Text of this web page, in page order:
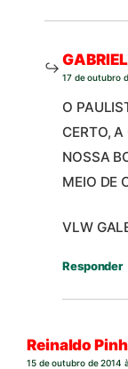
17 de outubro
O
CERTO,
NOSSA
MEIO DE
VLW
Responder
Reinaldo
15 de outubro de 2014